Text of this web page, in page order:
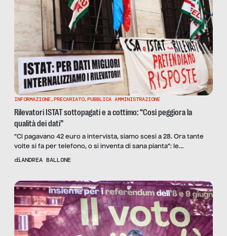
INFORMAZIONE,PRECARIATO,PUBBLICA AMMINISTRAZIONE
Rilevatori ISTAT sottopagati e a cottimo: “Così peggiora la
qualità dei dati”
“Ci pagavano 42 euro a intervista, siamo scesi a 28. Ora tante
volte si fa per telefono, o si inventa di sana pianta”: le
testimonianze dei rilevatori ISTAT intervistati da SenzaFiltro
diANDREA BALLONE